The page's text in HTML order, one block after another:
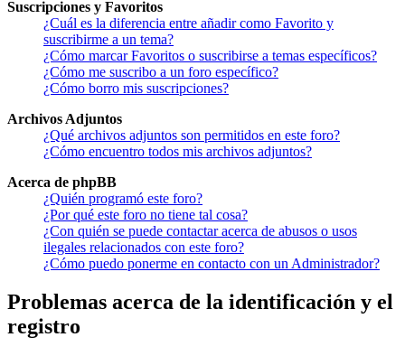
Suscripciones y Favoritos
¿Cuál es la diferencia entre añadir como Favorito y
suscribirme a un tema?
¿Cómo marcar Favoritos o suscribirse a temas específicos?
¿Cómo me suscribo a un foro específico?
¿Cómo borro mis suscripciones?
Archivos Adjuntos
¿Qué archivos adjuntos son permitidos en este foro?
¿Cómo encuentro todos mis archivos adjuntos?
Acerca de phpBB
¿Quién programó este foro?
¿Por qué este foro no tiene tal cosa?
¿Con quién se puede contactar acerca de abusos o usos
ilegales relacionados con este foro?
¿Cómo puedo ponerme en contacto con un Administrador?
Problemas acerca de la identificación y el
registro